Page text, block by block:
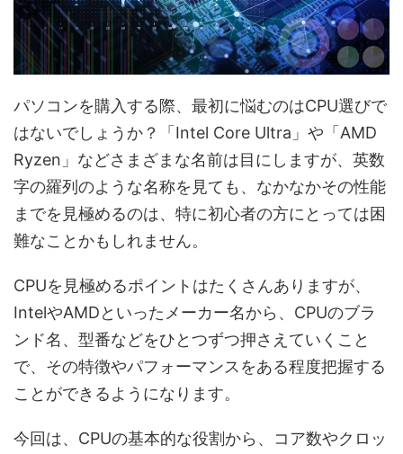
パソコンを購入する際、最初に悩むのはCPU選びで
はないでしょうか？「Intel Core Ultra」や「AMD
Ryzen」などさまざまな名前は目にしますが、英数
字の羅列のような名称を見ても、なかなかその性能
までを見極めるのは、特に初心者の方にとっては困
難なことかもしれません。
CPUを見極めるポイントはたくさんありますが、
IntelやAMDといったメーカー名から、CPUのブラ
ンド名、型番などをひとつずつ押さえていくこと
で、その特徴やパフォーマンスをある程度把握する
ことができるようになります。
今回は、CPUの基本的な役割から、コア数やクロッ